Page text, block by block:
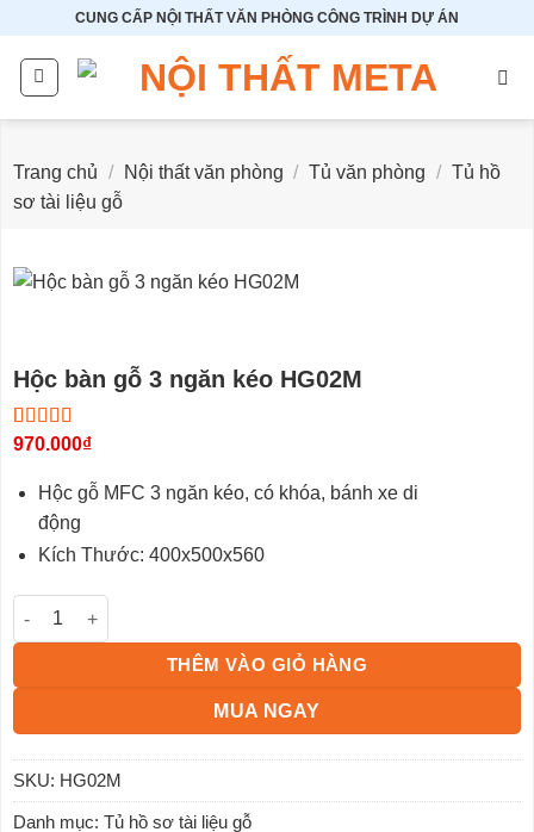
dung
CUNG CẤP NỘI THẤT VĂN PHÒNG CÔNG TRÌNH DỰ ÁN
Trang chủ / Nội thất văn phòng / Tủ văn phòng / Tủ hồ
sơ tài liệu gỗ
Hộc bàn gỗ 3 ngăn kéo HG02M
4.60trên 5
5
đánh giá
970.000₫
Hộc gỗ MFC 3 ngăn kéo, có khóa, bánh xe di
động
Kích Thước: 400x500x560
Hộc bàn gỗ 3 ngăn kéo HG02M số lượng
THÊM VÀO GIỎ HÀNG
MUA NGAY
SKU: HG02M
Danh mục: Tủ hồ sơ tài liệu gỗ